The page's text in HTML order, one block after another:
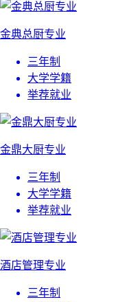
金典总厨专业
三年制
大学学籍
举荐就业
金鼎大厨专业
三年制
大学学籍
举荐就业
酒店管理专业
三年制